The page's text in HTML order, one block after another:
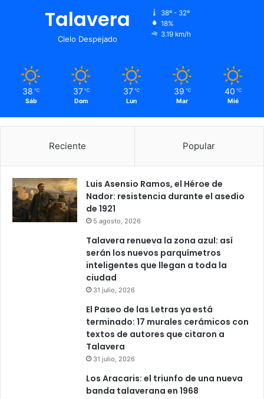
Talavera
Cielo Despejado
38º - 32º
18%
3.19 km/h
38 ℃
Sáb
37 ℃
Dom
37 ℃
Lun
39 ℃
Mar
40 ℃
Mié
Reciente Popular
Luis Asensio Ramos, el Héroe de
Nador: resistencia durante el asedio
de 1921
5 agosto, 2026
Talavera renueva la zona azul: así
serán los nuevos parquímetros
inteligentes que llegan a toda la
ciudad
31 julio, 2026
El Paseo de las Letras ya está
terminado: 17 murales cerámicos con
textos de autores que citaron a
Talavera
31 julio, 2026
Los Aracaris: el triunfo de una nueva
banda talaverana en 1968